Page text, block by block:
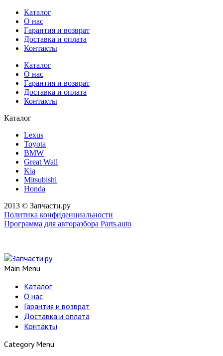
Каталог
О нас
Гарантия и возврат
Доставка и оплата
Контакты
Каталог
О нас
Гарантия и возврат
Доставка и оплата
Контакты
Каталог
Lexus
Toyota
BMW
Great Wall
Kia
Mitsubishi
Honda
2013 © Запчасти.ру
Политика конфиденциальности
Программа для авторазбора Parts.auto
Main Menu
Каталог
О нас
Гарантия и возврат
Доставка и оплата
Контакты
Category Menu